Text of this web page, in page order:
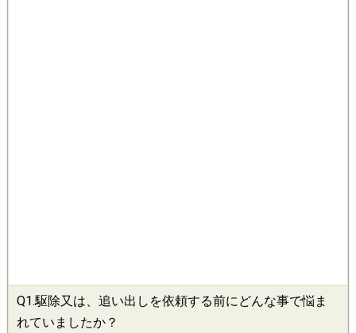
Q1.駆除又は、追い出しを依頼する前にどんな事で悩ま
れていましたか？